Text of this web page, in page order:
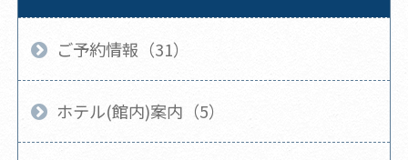
ご予約情報（31）
ホテル(館内)案内（5）